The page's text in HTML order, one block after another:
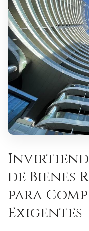
de Bienes
para
Exigentes